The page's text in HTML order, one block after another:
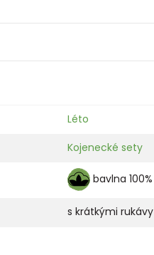
Léto
Kojenecké sety
bavlna 100%
s krátkými rukávy